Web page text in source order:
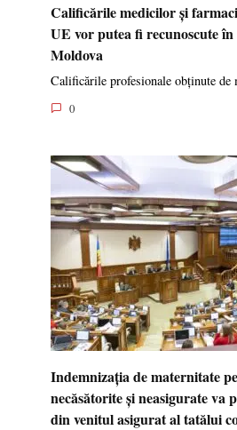
Calificările medicilor și
UE vor putea fi recunoscute
Moldova
Calificările profesionale obținute
0
Indemnizația de maternitate
necăsătorite și neasigurate va
din venitul asigurat al tatălui